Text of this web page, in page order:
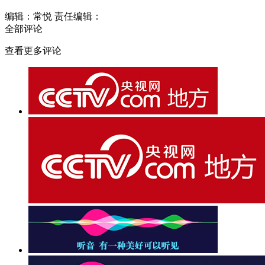
编辑：常悦 责任编辑：
全部评论
查看更多评论